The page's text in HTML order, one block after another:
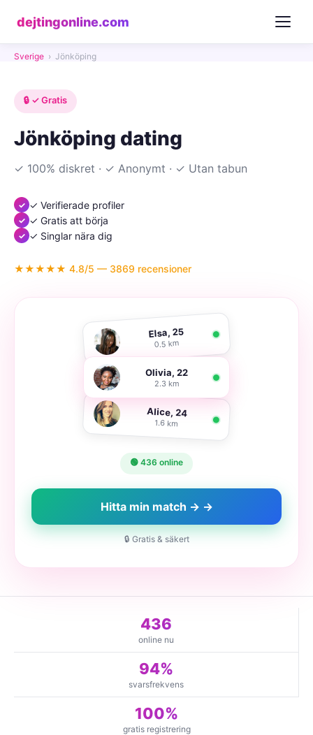
dejtingonline.com
Sverige › Jönköping
🔒 ✓ Gratis
Jönköping dating
✓ 100% diskret · ✓ Anonymt · ✓ Utan tabun
✓ Verifierade profiler
✓ Gratis att börja
✓ Singlar nära dig
★★★★★ 4.8/5 — 3869 recensioner
Elsa, 25
0.5 km
Olivia, 22
2.3 km
Alice, 24
1.6 km
🟢 436 online
Hitta min match → →
🔒 Gratis & säkert
436
online nu
94%
svarsfrekvens
100%
gratis registrering